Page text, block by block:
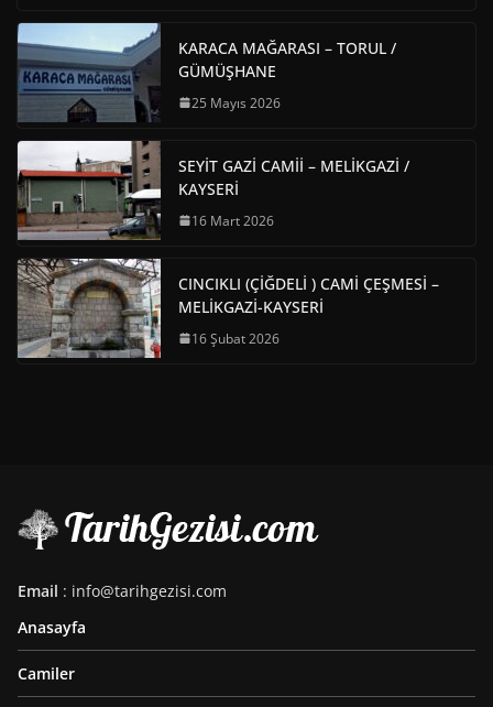
KARACA MAĞARASI – TORUL /
GÜMÜŞHANE
25 Mayıs 2026
SEYİT GAZİ CAMİİ – MELİKGAZİ /
KAYSERİ
16 Mart 2026
CINCIKLI (ÇİĞDELİ ) CAMİ ÇEŞMESİ –
MELİKGAZİ-KAYSERİ
16 Şubat 2026
Email : info@tarihgezisi.com
Anasayfa
Camiler